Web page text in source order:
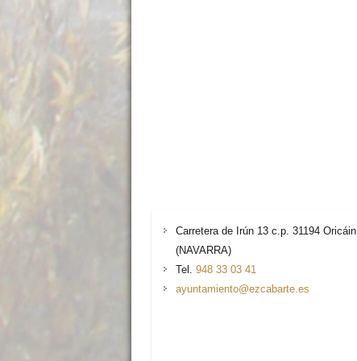
Carretera de Irún 13 c.p. 31194 Oricáin
(NAVARRA)
Tel.948 33 03 41
ayuntamiento@ezcabarte.es